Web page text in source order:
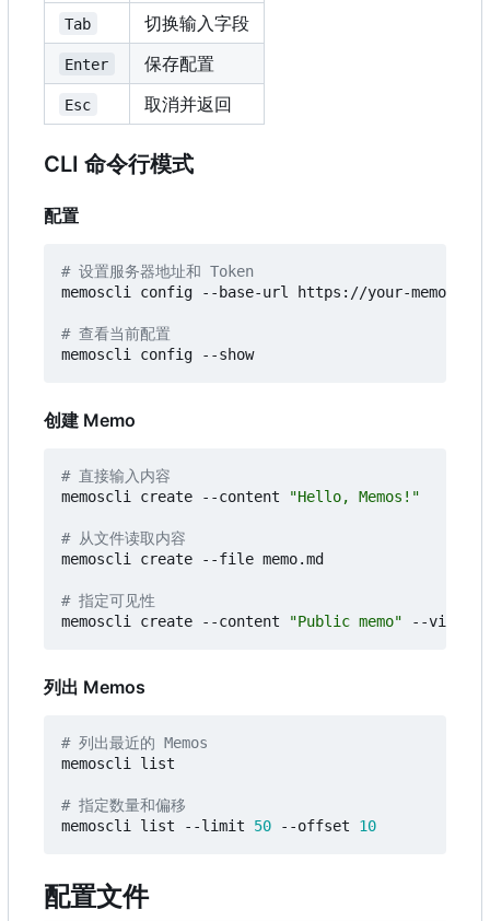
Tab 切换输入字段
Enter 保存配置
Esc 取消并返回
CLI 命令行模式
配置
# 设置服务器地址和 Token
memoscli config --base-url https://your-memos-
# 查看当前配置
创建 Memo
# 直接输入内容
memoscli create --content
"Hello, Memos!"
# 从文件读取内容
memoscli create --file memo.md
# 指定可见性
memoscli create --content
"Public memo"
列出 Memos
# 列出最近的 Memos
memoscli list
# 指定数量和偏移
memoscli list --limit 50 --offset 10
配置文件